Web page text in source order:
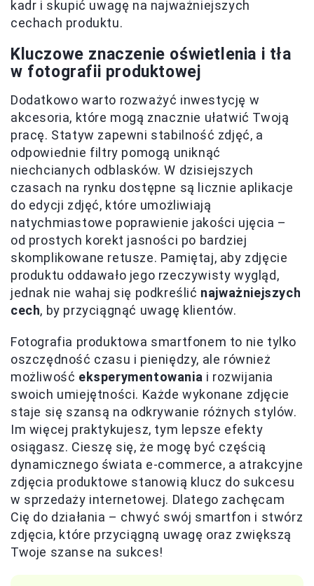
kadr i skupić uwagę na najważniejszych
cechach produktu.
Kluczowe znaczenie oświetlenia i tła
w fotografii produktowej
Dodatkowo warto rozważyć inwestycję w
akcesoria, które mogą znacznie ułatwić Twoją
pracę. Statyw zapewni stabilność zdjęć, a
odpowiednie filtry pomogą uniknąć
niechcianych odblasków. W dzisiejszych
czasach na rynku dostępne są licznie aplikacje
do edycji zdjęć, które umożliwiają
natychmiastowe poprawienie jakości ujęcia –
od prostych korekt jasności po bardziej
skomplikowane retusze. Pamiętaj, aby zdjęcie
produktu oddawało jego rzeczywisty wygląd,
jednak nie wahaj się podkreślić najważniejszych
cech, by przyciągnąć uwagę klientów.
Fotografia produktowa smartfonem to nie tylko
oszczędność czasu i pieniędzy, ale również
możliwość eksperymentowania i rozwijania
swoich umiejętności. Każde wykonane zdjęcie
staje się szansą na odkrywanie różnych stylów.
Im więcej praktykujesz, tym lepsze efekty
osiągasz. Cieszę się, że mogę być częścią
dynamicznego świata e-commerce, a atrakcyjne
zdjęcia produktowe stanowią klucz do sukcesu
w sprzedaży internetowej. Dlatego zachęcam
Cię do działania – chwyć swój smartfon i stwórz
zdjęcia, które przyciągną uwagę oraz zwiększą
Twoje szanse na sukces!